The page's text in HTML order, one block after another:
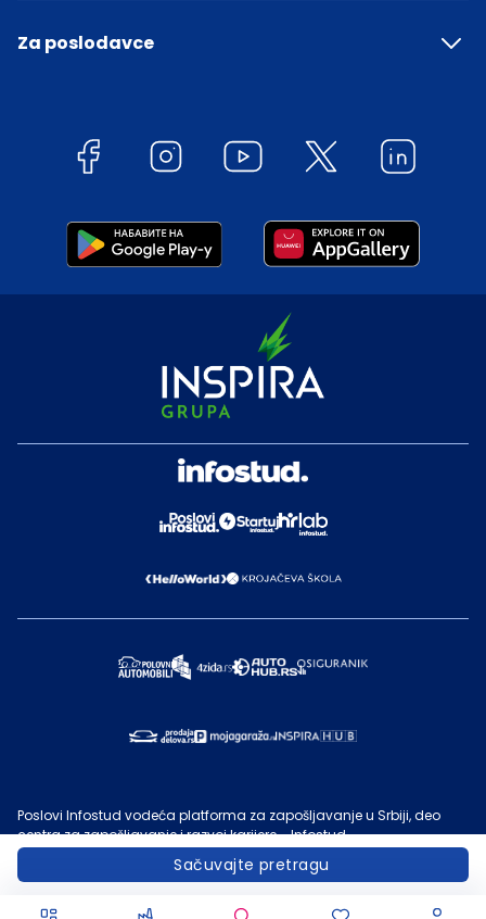
Sačuvajte pretragu
Za poslodavce
Poslovi Infostud vodeća platforma za zapošljavanje u Srbiji, deo
centra za zapošljavanje i razvoj karijere - Infostud.
©
Infostud rešenja d.o.o. Subotica
Poslovi.infostud.com
je vlasništvo Infostuda. Zabranjeno je njegovo
u druge svrhe, osim za lične potrebe posetilaca sajta.